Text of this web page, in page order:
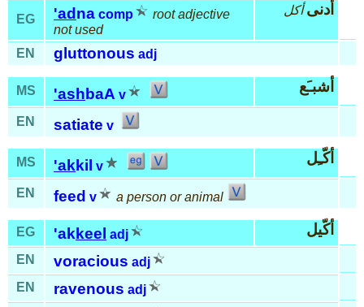
EG 'ad na comp
root adjective
not used
أدنى أكل
EN gluttonous adj
MS 'ashbaA v أشبـَع
EN satiate v
MS 'akkil v أكّـِل
EN feed v a person or animal
EG 'akkeel adj أكّيل
EN voracious adj
EN
ravenous adj